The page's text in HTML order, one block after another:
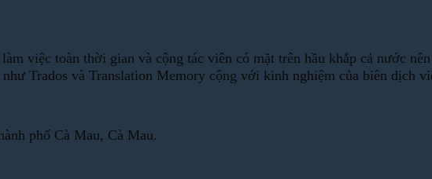
việc toàn thời gian và cộng tác viên có mặt trên hầu khắp cả nước
Trados và Translation Memory cộng với kinh nghiệm của biên dịch
phố Cà Mau, Cà Mau.